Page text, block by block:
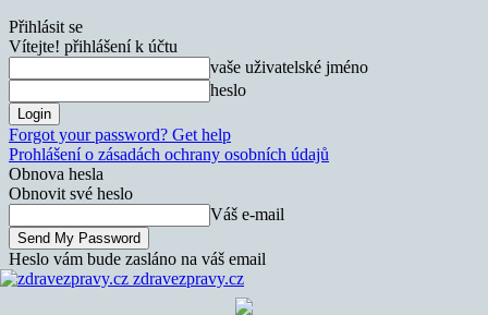
Přihlásit se
Vítejte! přihlášení k účtu
vaše uživatelské jméno
heslo
Forgot your password? Get help
Prohlášení o zásadách ochrany osobních údajů
Obnova hesla
Obnovit své heslo
Váš e-mail
Heslo vám bude zasláno na váš email
zdravezpravy.cz